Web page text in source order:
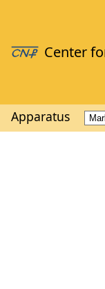
Apparatus